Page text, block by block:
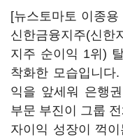
[뉴스토마토 이종
신한금융지주(신한
지주 순이익 1위)
착화한 모습입니다
익을 앞세워 은행
부문 부진이 그룹
자이익 성장이 꺽